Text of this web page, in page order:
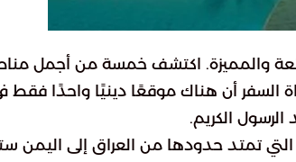
والمميزة. اكتشف خمسة من أجمل
السفر أن هناك موقعًا دينيًا واحدًا فقط
الكريم.
التي تمتد حدودها من العراق إلى اليمن